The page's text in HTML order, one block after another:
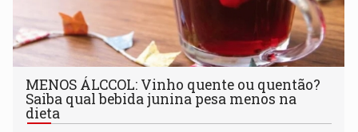
MENOS ÁLCCOL: Vinho quente ou quentão?
Saiba qual bebida junina pesa menos na
dieta